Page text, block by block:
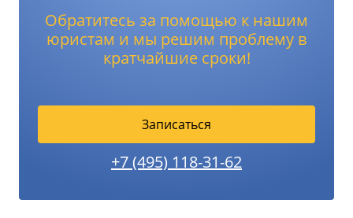
Обратитесь за помощью к нашим
юристам и мы решим проблему в
кратчайшие сроки!
Записаться
+7 (495) 118-31-62